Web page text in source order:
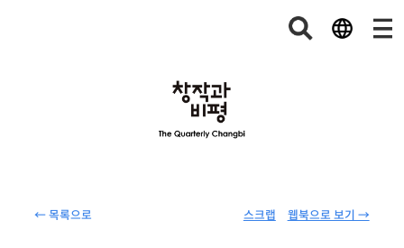
← 목록으로 웹북으로 보기 →
스크랩